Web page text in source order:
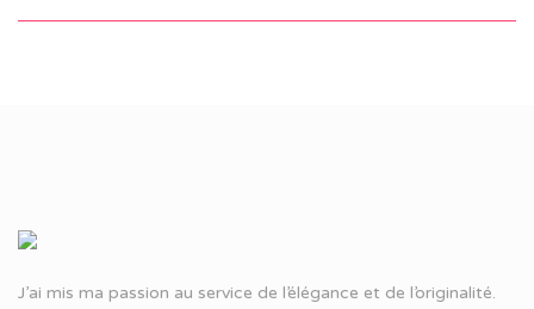
J’ai mis ma passion au service de l’élégance et de l’originalité.